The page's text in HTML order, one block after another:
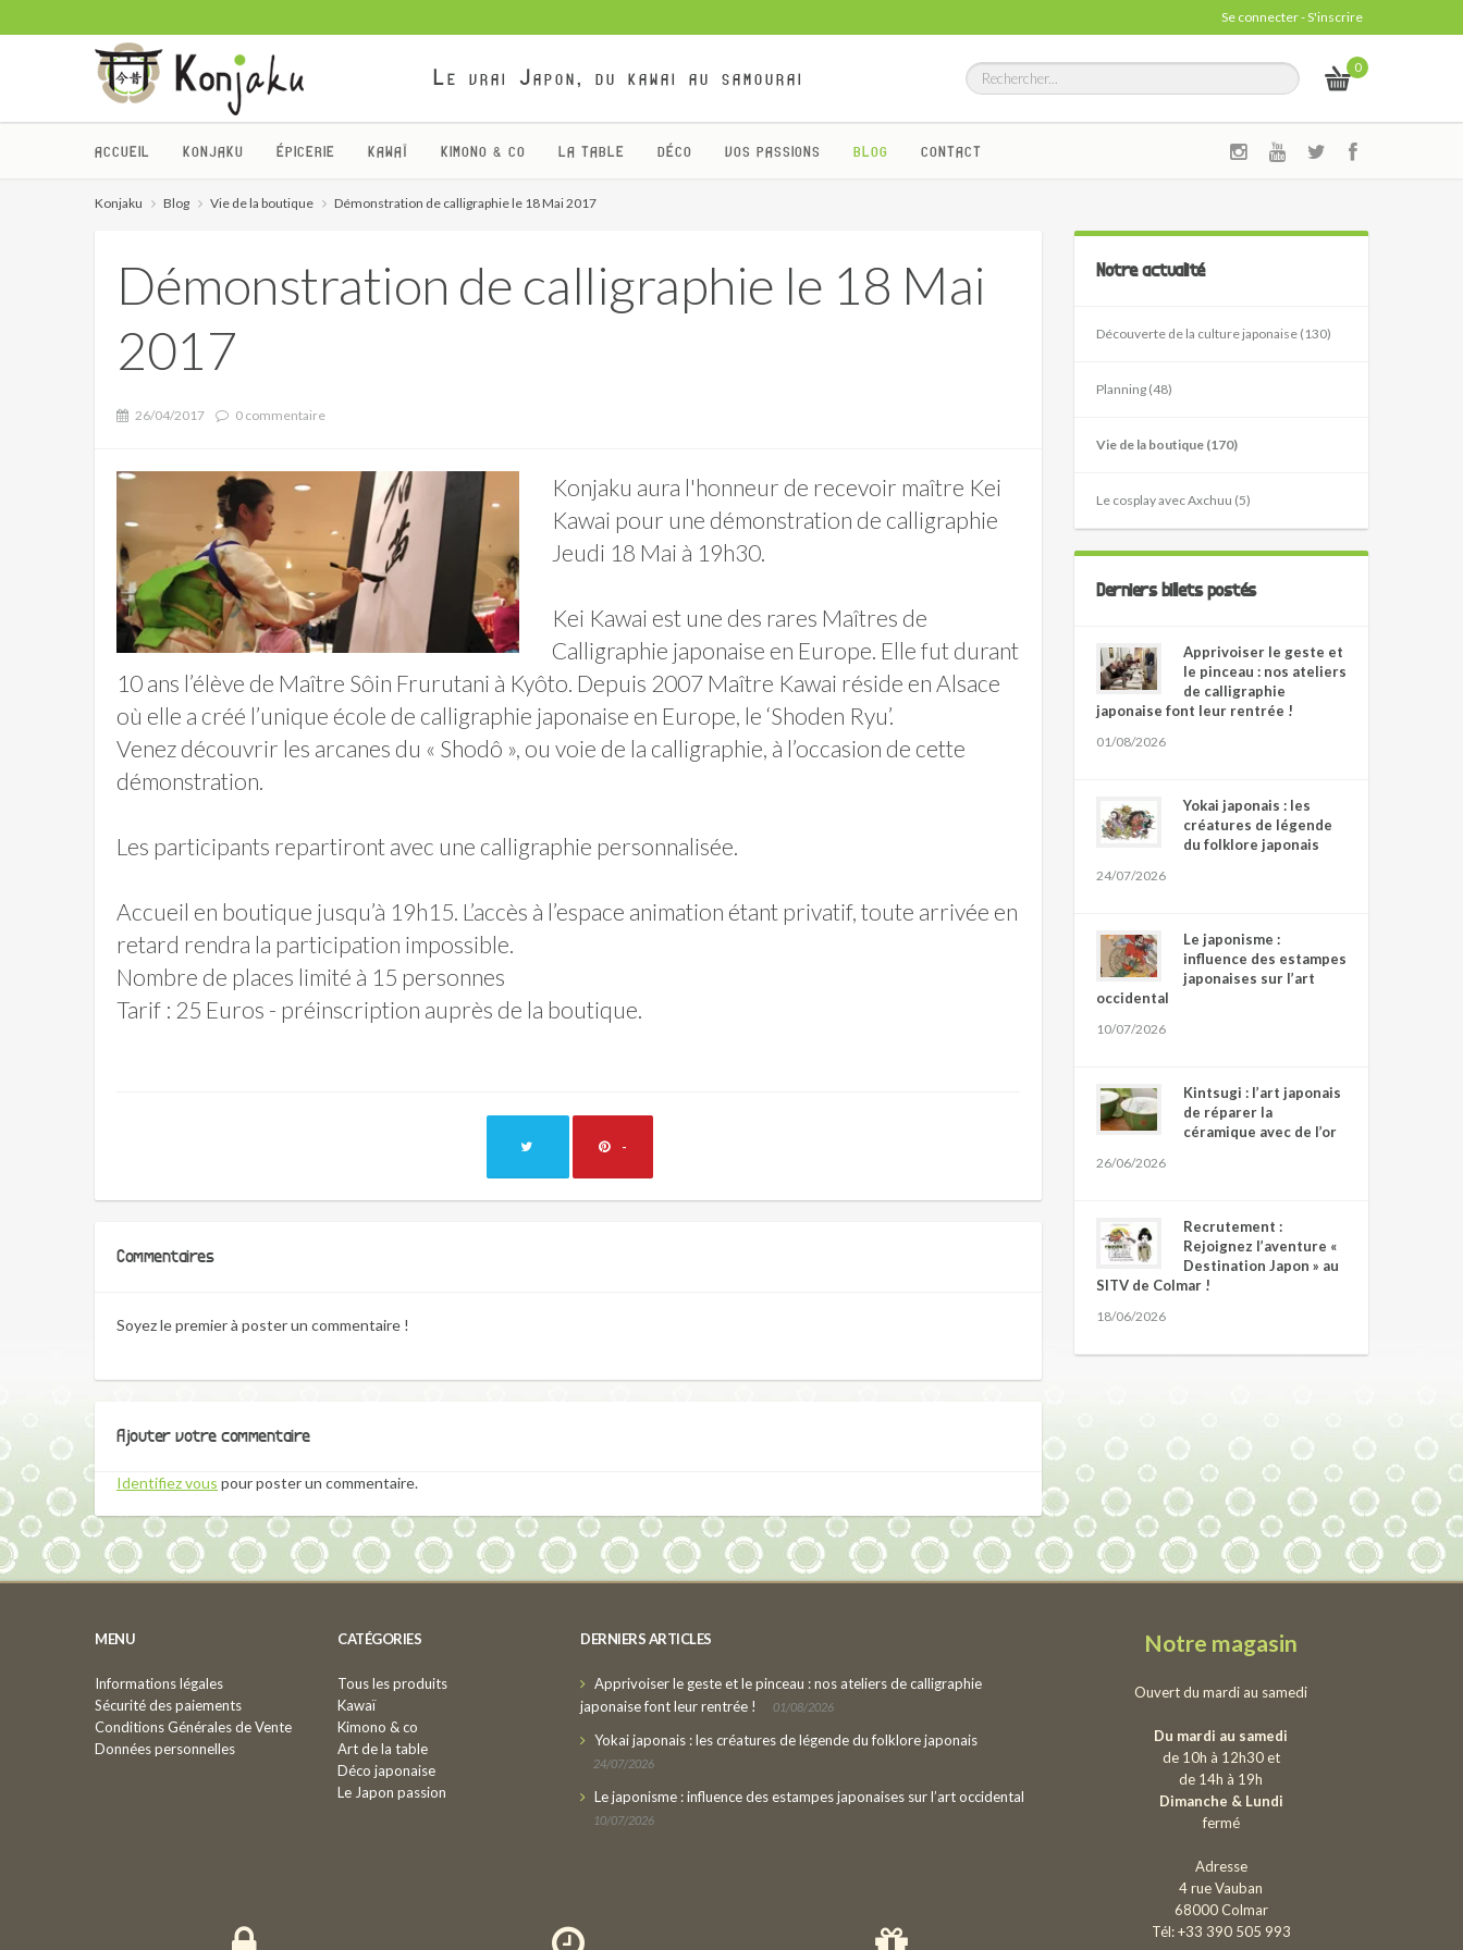
Se connecter-S'inscrire
Le vrai Japon, du kawai au samourai 0
ACCUEIL KONJAKU ÉPICERIE KAWAÏ KIMONO & CO LA TABLE DÉCO VOS PASSIONS BLOG CONTACT
Konjaku Blog Vie de la boutique Démonstration de calligraphie le 18 Mai 2017
Démonstration de calligraphie le 18 Mai
2017
26/04/2017 0 commentaire
Konjaku aura l'honneur de recevoir maître Kei
Kawai pour une démonstration de calligraphie
Jeudi 18 Mai à 19h30.
Kei Kawai est une des rares Maîtres de
Calligraphie japonaise en Europe. Elle fut durant
10 ans l’élève de Maître Sôin Frurutani à Kyôto. Depuis 2007 Maître Kawai réside en Alsace
où elle a créé l’unique école de calligraphie japonaise en Europe, le ‘Shoden Ryu’.
Venez découvrir les arcanes du « Shodô », ou voie de la calligraphie, à l’occasion de cette
démonstration.
Les participants repartiront avec une calligraphie personnalisée.
Accueil en boutique jusqu’à 19h15. L’accès à l’espace animation étant privatif, toute arrivée en
retard rendra la participation impossible.
Nombre de places limité à 15 personnes
Tarif : 25 Euros - préinscription auprès de la boutique.
-
Commentaires
Soyez le premier à poster un commentaire !
Ajouter votre commentaire
Identifiez vous pour poster un commentaire.
Notre actualité
Découverte de la culture japonaise (130)
Planning (48)
Vie de la boutique (170)
Le cosplay avec Axchuu (5)
Derniers billets postés
Apprivoiser le geste et
le pinceau : nos ateliers
de calligraphie
japonaise font leur rentrée !
01/08/2026
Yokai japonais : les
créatures de légende
du folklore japonais
24/07/2026
Le japonisme :
influence des estampes
japonaises sur l’art
occidental
10/07/2026
Kintsugi : l’art japonais
de réparer la
céramique avec de l’or
26/06/2026
Recrutement :
Rejoignez l’aventure «
Destination Japon » au
SITV de Colmar !
18/06/2026
MENU
Informations légales
Sécurité des paiements
Conditions Générales de Vente
Données personnelles
CATÉGORIES
Tous les produits
Kawaï
Kimono & co
Art de la table
Déco japonaise
Le Japon passion
DERNIERS ARTICLES
Apprivoiser le geste et le pinceau : nos ateliers de calligraphie
japonaise font leur rentrée !
01/08/2026
Yokai japonais : les créatures de légende du folklore japonais
24/07/2026
Le japonisme : influence des estampes japonaises sur l’art occidental
10/07/2026
Notre magasin
Ouvert du mardi au samedi
Du mardi au samedi
de 10h à 12h30 et
de 14h à 19h
Dimanche & Lundi
fermé
Adresse
4 rue Vauban
68000 Colmar
Tél: +33 390 505 993